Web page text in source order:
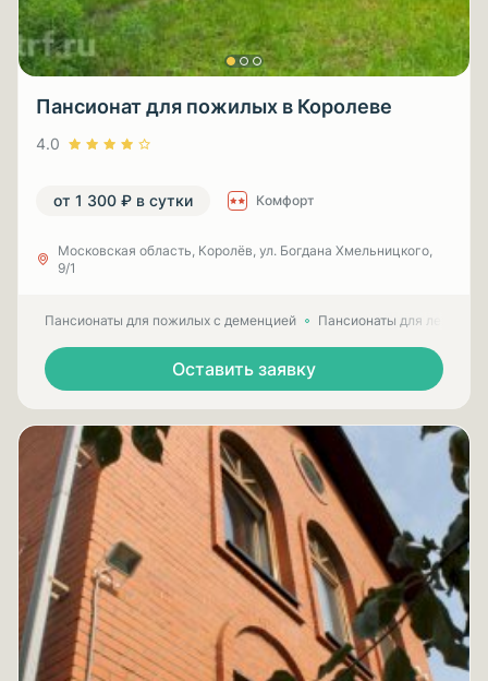
Пансионат для пожилых в Королеве
4.0
от 1 300 ₽ в сутки Комфорт
Московская область, Королёв, ул. Богдана Хмельницкого,
9/1
Пансионаты для пожилых с деменцией Пансионаты для
Оставить заявку